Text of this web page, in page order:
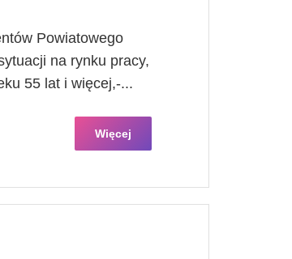
Powiatowego
na rynku pracy,
55 lat i więcej,-...
Więcej